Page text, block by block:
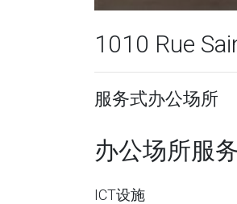
1010 Rue
服务式办公场所
办公场所服
ICT设施